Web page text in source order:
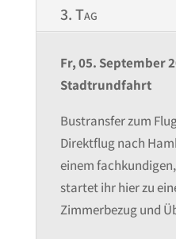
3. Tag
Fr, 05. September
Stadtrundfahrt
Bustransfer zum
Direktflug nach
einem
startet ihr hier zu
Zimmerbezug und